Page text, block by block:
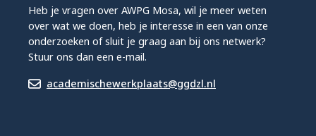
Heb je vragen over AWPG Mosa, wil je meer weten
over wat we doen, heb je interesse in een van onze
onderzoeken of sluit je graag aan bij ons netwerk?
Stuur ons dan een e-mail.
academischewerkplaats@ggdzl.nl